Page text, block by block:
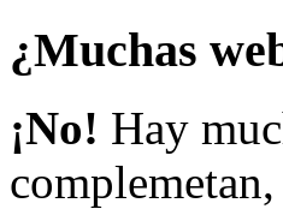
¿Muchas
¡No! Hay